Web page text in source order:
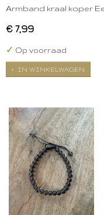
Armband kraal koper
€ 7,99
✓ Op voorraad
IN WINKELWAGEN